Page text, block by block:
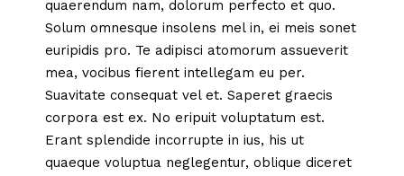
quaerendum nam, dolorum perfecto et quo.
Solum omnesque insolens mel in, ei meis sonet
euripidis pro. Te adipisci atomorum assueverit
mea, vocibus fierent intellegam eu per.
Suavitate consequat vel et. Saperet graecis
corpora est ex. No eripuit voluptatum est.
Erant splendide incorrupte in ius, his ut
quaeque voluptua neglegentur, oblique diceret